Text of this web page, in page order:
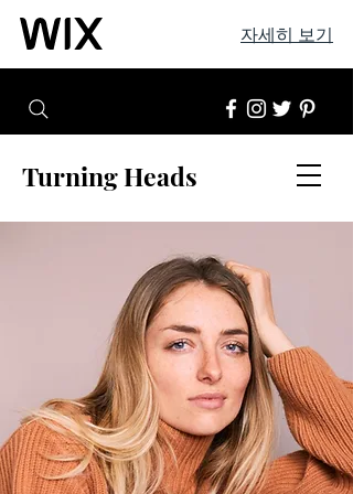
자세히 보기